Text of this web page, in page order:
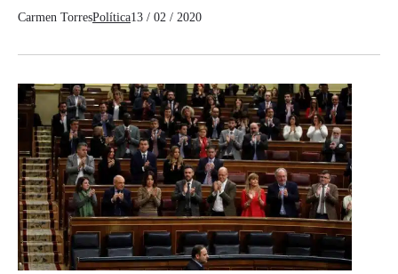
Carmen TorresPolítica13 / 02 / 2020